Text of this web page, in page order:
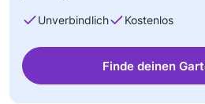
Unverbindlich Kostenlos
Finde deinen